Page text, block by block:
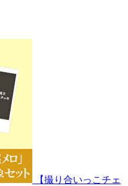
【撮り合いっこチェ